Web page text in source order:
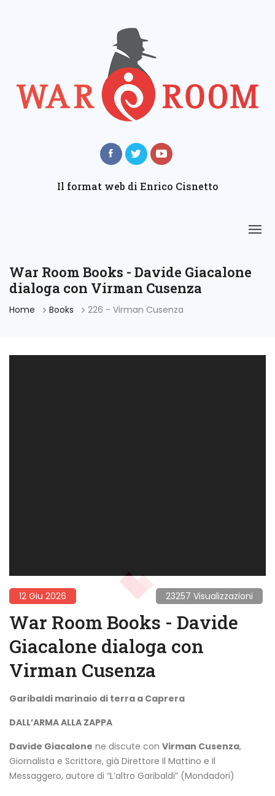
Il format web di Enrico Cisnetto
War Room Books - Davide Giacalone
dialoga con Virman Cusenza
Home Books 226 - Virman Cusenza
12 Giu 2026 23257 Visualizzazioni
War Room Books - Davide
Giacalone dialoga con
Virman Cusenza
Garibaldi marinaio di terra a Caprera
DALL’ARMA ALLA ZAPPA
Davide Giacalone ne discute con Virman Cusenza,
Giornalista e Scrittore, già Direttore Il Mattino e Il
Messaggero, autore di “L’altro Garibaldi” (Mondadori)